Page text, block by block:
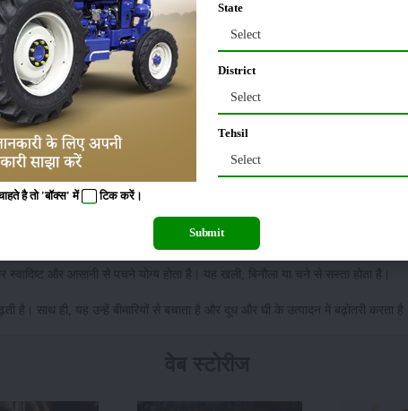
या सोयाबीन की खली, 5 किलो चोकर या दलिया, और 1-2 किलो दालों के छिलके
लें।
या जौ के दलिया के साथ मिलाएं।
और आसानी से पचने योग्य होता है। यह खली, बिनौला या चने से सस्ता होता है।
है। साथ ही, यह उन्हें बीमारियों से बचाता है और दूध और घी के उत्पादन में बढ़ोतरी करता है।
State
Select
District
Select
Tehsil
Select
है तो 'बॉक्स' में टिककरें।
Submit